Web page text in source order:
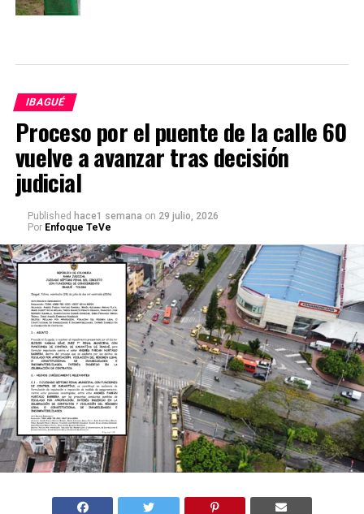
IBAGUÉ
Proceso por el puente de la calle 60
vuelve a avanzar tras decisión
judicial
Published hace1 semana on 29 julio, 2026
Por Enfoque TeVe